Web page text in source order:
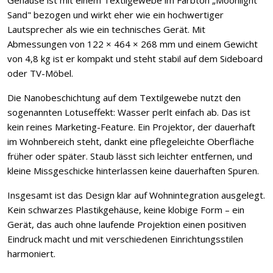
Sand" bezogen und wirkt eher wie ein hochwertiger
Lautsprecher als wie ein technisches Gerät. Mit
Abmessungen von 122 × 464 × 268 mm und einem Gewicht
von 4,8 kg ist er kompakt und steht stabil auf dem Sideboard
oder TV-Möbel.
Die Nanobeschichtung auf dem Textilgewebe nutzt den
sogenannten Lotuseffekt: Wasser perlt einfach ab. Das ist
kein reines Marketing-Feature. Ein Projektor, der dauerhaft
im Wohnbereich steht, dankt eine pflegeleichte Oberfläche
früher oder später. Staub lässt sich leichter entfernen, und
kleine Missgeschicke hinterlassen keine dauerhaften Spuren.
Insgesamt ist das Design klar auf Wohnintegration ausgelegt.
Kein schwarzes Plastikgehäuse, keine klobige Form – ein
Gerät, das auch ohne laufende Projektion einen positiven
Eindruck macht und mit verschiedenen Einrichtungsstilen
harmoniert.